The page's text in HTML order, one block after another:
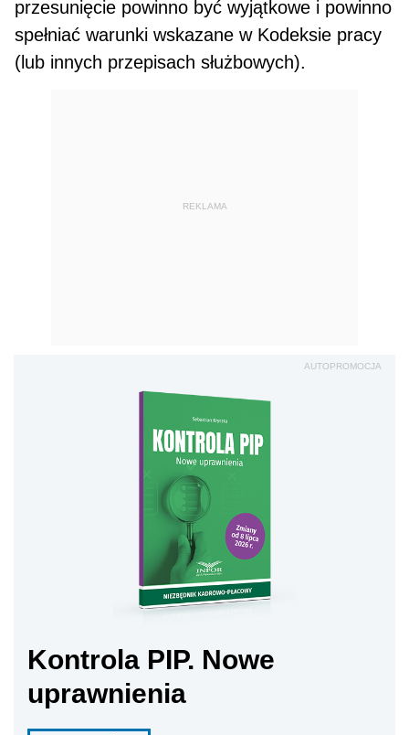
przesu­nięcie powinno być wyjątkowe i powinno
spełniać warunki wskazane w Kodeksie pracy
(lub innych przepisach służbowych).
REKLAMA
AUTOPROMOCJA
Kontrola PIP. Nowe
uprawnienia